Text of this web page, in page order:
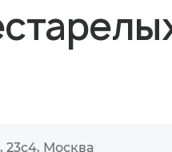
23с4, Москва